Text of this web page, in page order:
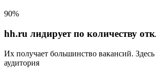
90%
hh.ru лидирует по количеству
Их получает большинство вакансий.
аудитория